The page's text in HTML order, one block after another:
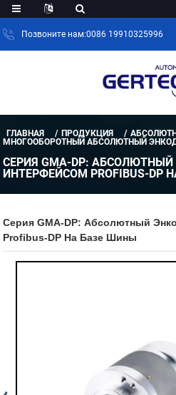
Позвоните нам:0086 19910325996
ГЛАВНАЯ ПРОДУКЦИЯ
МНОГООБОРОТНЫЙ АБСОЛЮТНЫЙ
СЕРИЯ GMA-DP:
ИНТЕРФЕЙСОМ PROFIBUS-DP
Серия GMA-DP: Абсолютный
Profibus-DP На Базе Шины